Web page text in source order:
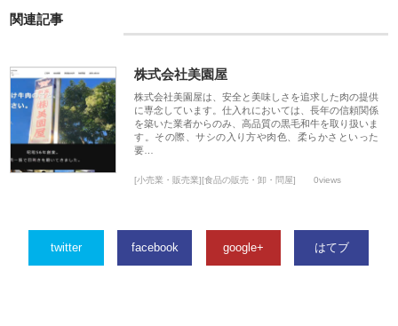
関連記事
株式会社美園屋
株式会社美園屋は、安全と美味しさを追求した肉の提供
に専念しています。仕入れにおいては、長年の信頼関係
を築いた業者からのみ、高品質の黒毛和牛を取り扱いま
す。その際、サシの入り方や肉色、柔らかさといった
要…
[小売業・販売業][食品の販売・卸・問屋] 0views
twitter facebook google+ はてブ